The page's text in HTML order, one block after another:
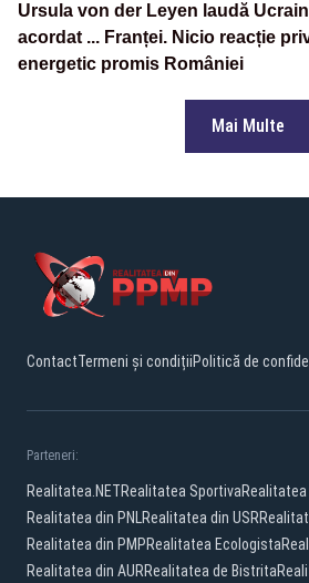
Ursula von der Leyen laudă
acordat ... Franței. Nicio reacție
energetic promis României
Mai Multe
ContactTermeni și condițiiPolitică de
Parteneri:
Realitatea.NETRealitatea Sportiva
Realitatea din PNLRealitatea din USR
Realitatea din PMPRealitatea Ecologista
Realitatea din AURRealitatea de Bistrita